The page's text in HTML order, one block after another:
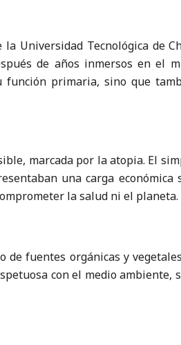
Universidad Tecnológica de
de años inmersos en el
primaria, sino que
marcada por la atopia. El
una carga económica
la salud ni el planeta.
de fuentes orgánicas y
con el medio ambiente,